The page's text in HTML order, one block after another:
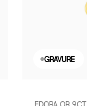
GRAVURE